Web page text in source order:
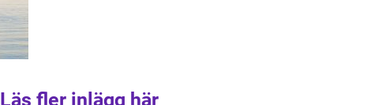
Läs fler inlägg här